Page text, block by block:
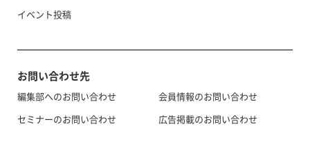
イベント投稿
お問い合わせ先
編集部へのお問い合わせ
セミナーのお問い合わせ
会員情報のお問い合わせ
広告掲載のお問い合わせ